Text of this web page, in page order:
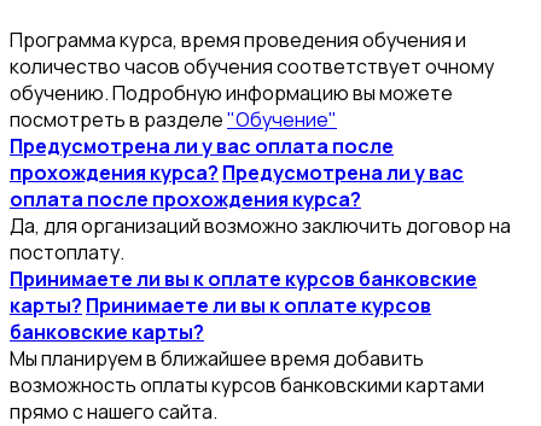
Программа курса, время проведения обучения и
количество часов обучения соответствует очному
обучению. Подробную информацию вы можете
посмотреть в разделе"Обучение"
Предусмотрена ли у вас оплата после
прохождения курса? Предусмотрена ли у вас
оплата после прохождения курса?
Да, для организаций возможно заключить договор на
постоплату.
Принимаете ли вы к оплате курсов банковские
карты? Принимаете ли вы к оплате курсов
банковские карты?
Мы планируем в ближайшее время добавить
возможность оплаты курсов банковскими картами
прямо с нашего сайта.